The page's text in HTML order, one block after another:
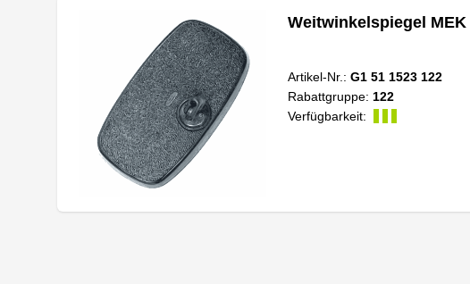
Weitwinkelspiegel
Artikel-Nr.: G1 51 1523 122
Rabattgruppe: 122
Verfügbarkeit: